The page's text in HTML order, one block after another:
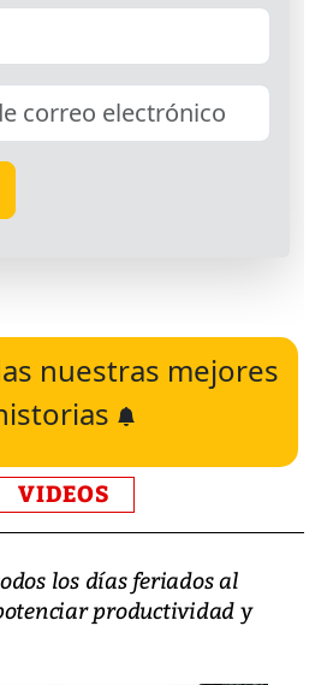
nuestras mejores
VIDEOS
los días feriados al
productividad y